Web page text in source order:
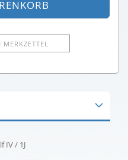
MERKZETTEL
IV / 1J